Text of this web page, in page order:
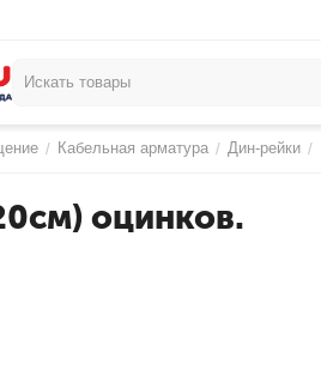
/ Кабельная арматура / Дин-рейки /
оцинков.